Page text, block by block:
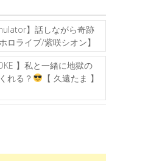
】話しながら奇跡
ロライブ/紫咲シオン】
】私と一緒に地獄の
れる？
【 久遠たま 】